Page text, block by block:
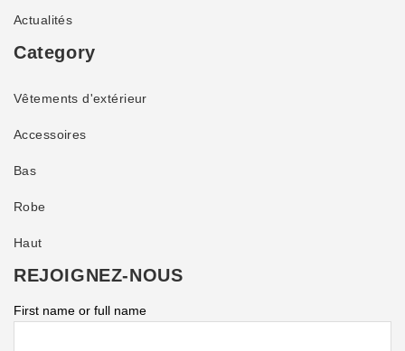
Actualités
Category
Vêtements d'extérieur
Accessoires
Bas
Robe
Haut
REJOIGNEZ-NOUS
First name or full name